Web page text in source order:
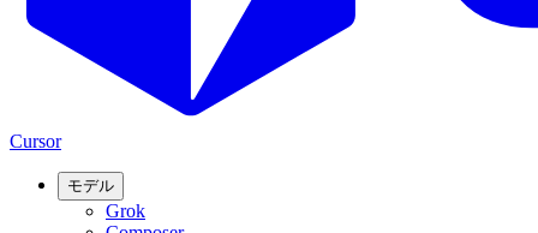
Cursor
モデル
Grok